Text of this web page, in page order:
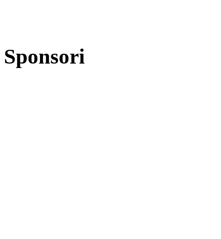
Sponsori